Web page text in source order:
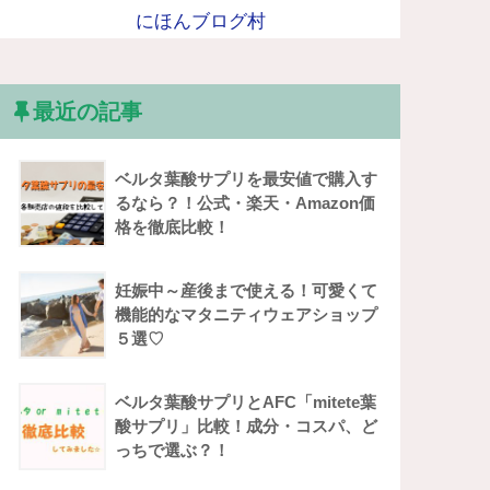
にほんブログ村
最近の記事
ベルタ葉酸サプリを最安値で購入す
るなら？！公式・楽天・Amazon価
格を徹底比較！
妊娠中～産後まで使える！可愛くて
機能的なマタニティウェアショップ
５選♡
ベルタ葉酸サプリとAFC「mitete葉
酸サプリ」比較！成分・コスパ、ど
っちで選ぶ？！